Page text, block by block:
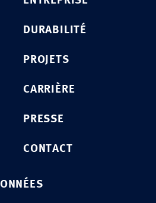
DURABILITÉ
PROJETS
CARRIÈRE
PRESSE
CONTACT